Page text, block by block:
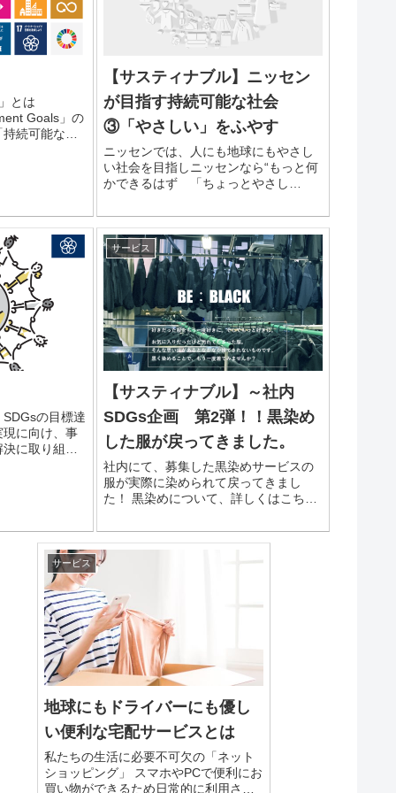
Goals」の
続可能な開
【サスティナブル】ニッセン
が目指す持続可能な社会
③「やさしい」をふやす
ニッセンでは、人にも地球にもやさし
い社会を目指しニッセンなら“もっと何
かできるはず 「ちょっとやさし
ます。 昨
の目標達
現に向け、事
に取り組ん
サービス
【サスティナブル】～社内
SDGs企画 第2弾！！黒染め
した服が戻ってきました。
社内にて、募集した黒染めサービスの
服が実際に染められて戻ってきまし
た！ 黒染めについて、詳しくはこち
画 第
サービス
地球にもドライバーにも優し
い便利な宅配サービスとは
私たちの生活に必要不可欠の「ネット
ショッピング」 スマホやPCで便利にお
買い物ができるため日常的に利用され